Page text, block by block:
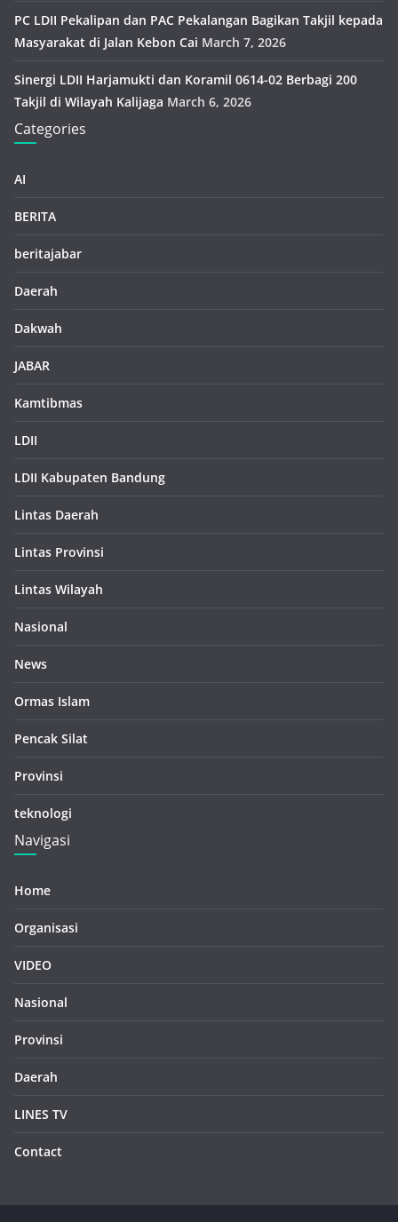
PC LDII Pekalipan dan PAC Pekalangan Bagikan Takjil kepada
Masyarakat di Jalan Kebon Cai March 7, 2026
Sinergi LDII Harjamukti dan Koramil 0614-02 Berbagi 200
Takjil di Wilayah Kalijaga March 6, 2026
Categories
AI
BERITA
beritajabar
Daerah
Dakwah
JABAR
Kamtibmas
LDII
LDII Kabupaten Bandung
Lintas Daerah
Lintas Provinsi
Lintas Wilayah
Nasional
News
Ormas Islam
Pencak Silat
Provinsi
teknologi
Navigasi
Home
Organisasi
VIDEO
Nasional
Provinsi
Daerah
LINES TV
Contact